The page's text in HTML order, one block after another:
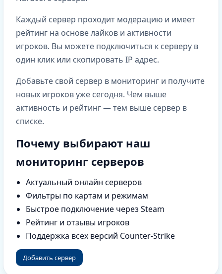
Каждый сервер проходит модерацию и имеет
рейтинг на основе лайков и активности
игроков. Вы можете подключиться к серверу в
один клик или скопировать IP адрес.
Добавьте свой сервер в мониторинг и получите
новых игроков уже сегодня. Чем выше
активность и рейтинг — тем выше сервер в
списке.
Почему выбирают наш
мониторинг серверов
Актуальный онлайн серверов
Фильтры по картам и режимам
Быстрое подключение через Steam
Рейтинг и отзывы игроков
Поддержка всех версий Counter-Strike
Добавить сервер